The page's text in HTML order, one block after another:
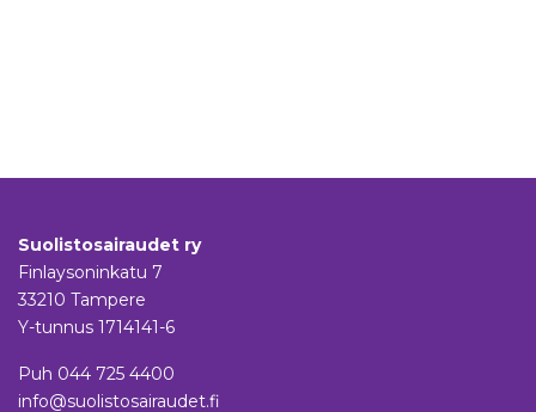
Suolistosairaudet ry
Finlaysoninkatu 7
33210 Tampere
Y-tunnus 1714141-6
Puh 044 725 4400
info@suolistosairaudet.fi